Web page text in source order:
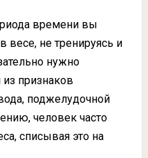
времени вы
весе, не тренируясь и
нужно
из признаков
поджелудочной
человек часто
списывая это на